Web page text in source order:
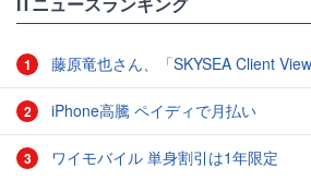
1 藤原竜也さん、「SKYSEA Client View」新CMで「AI労務改善」をアピール 働き
2 iPhone高騰 ペイディで月払い
3 ワイモバイル 単身割引は1年限定